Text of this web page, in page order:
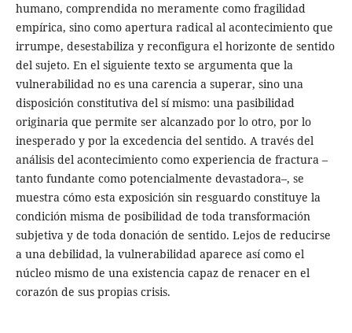
humano, comprendida no meramente como fragilidad
empírica, sino como apertura radical al acontecimiento que
irrumpe, desestabiliza y reconfigura el horizonte de sentido
del sujeto. En el siguiente texto se argumenta que la
vulnerabilidad no es una carencia a superar, sino una
disposición constitutiva del sí mismo: una pasibilidad
originaria que permite ser alcanzado por lo otro, por lo
inesperado y por la excedencia del sentido. A través del
análisis del acontecimiento como experiencia de fractura –
tanto fundante como potencialmente devastadora–, se
muestra cómo esta exposición sin resguardo constituye la
condición misma de posibilidad de toda transformación
subjetiva y de toda donación de sentido. Lejos de reducirse
a una debilidad, la vulnerabilidad aparece así como el
núcleo mismo de una existencia capaz de renacer en el
corazón de sus propias crisis.